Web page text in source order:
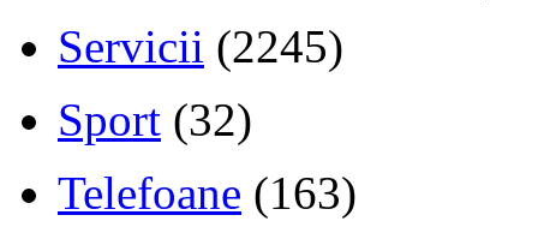
Servicii (2245)
Sport (32)
Telefoane (163)